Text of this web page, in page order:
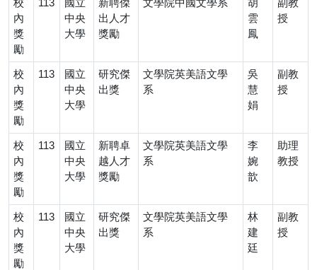
校
內
獎
勵
113
國立
中央
大學
新聘傑
出人才
獎勵
文學院中國文學系
胡
雲
鳳
副教
授
校
內
獎
勵
113
國立
中央
大學
研究傑
出獎
文學院英美語文學
系
吳
慧
娟
副教
授
校
內
獎
勵
113
國立
中央
大學
新聘卓
越人才
獎勵
文學院英美語文學
系
李
婉
歆
助理
教授
校
內
獎
勵
113
國立
中央
大學
研究傑
出獎
文學院英美語文學
系
林
建
廷
副教
授